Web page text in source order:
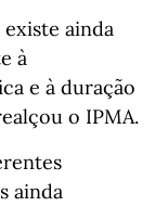
ainda
à
e à duração
o IPMA.
ainda